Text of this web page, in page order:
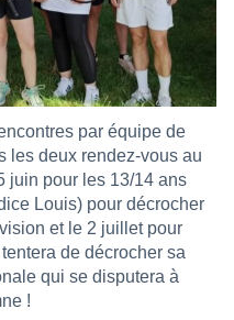
par équipe de
les deux rendez-vous au
juin pour les 13/14 ans
Louis) pour décrocher
et le 2 juillet pour
de décrocher sa
qui se disputera à
!